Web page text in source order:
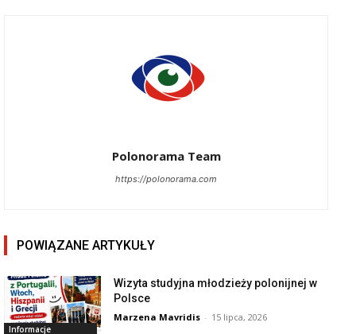
Polonorama Team
https://polonorama.com
POWIĄZANE ARTYKUŁY
Informacje
Wizyta studyjna młodzieży polonijnej w
Polsce
Marzena Mavridis - 15 lipca, 2026